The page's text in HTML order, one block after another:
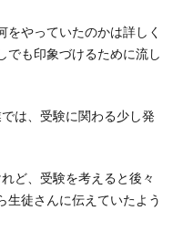
やっていたのかは詳しく
でも印象づけるために流し
は、受験に関わる少し発
ど、受験を考えると後々
生徒さんに伝えていたよう